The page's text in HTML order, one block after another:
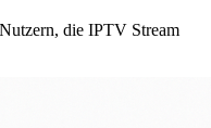
die IPTV Stream